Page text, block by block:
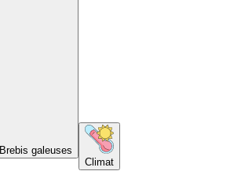
Brebis galeuses
Climat